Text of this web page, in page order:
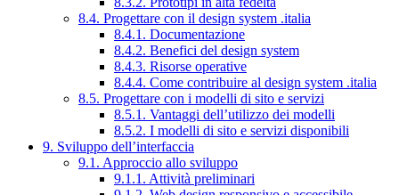
8.4. Progettare con il design system .italia
8.4.1. Documentazione
8.4.2. Benefici del design system
8.4.3. Risorse operative
8.4.4. Come contribuire al design system .italia
8.5. Progettare con i modelli di sito e servizi
8.5.1. Vantaggi dell’utilizzo dei modelli
8.5.2. I modelli di sito e servizi disponibili
9. Sviluppo dell’interfaccia
9.1. Approccio allo sviluppo
9.1.1. Attività preliminari